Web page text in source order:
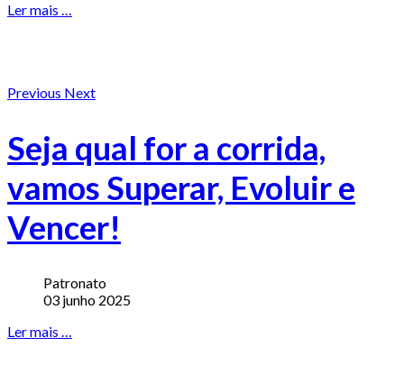
Ler mais …
Previous Next
Seja qual for a corrida,
vamos Superar, Evoluir e
Vencer!
Patronato
03 junho 2025
Ler mais …